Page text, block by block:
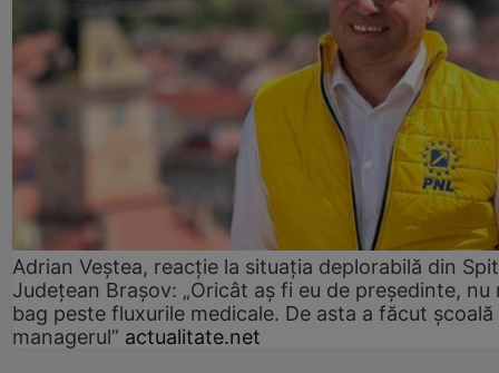
Adrian Veștea, reacție la situația deplorabilă din
Județean Brașov: „Oricât aș fi eu de președinte, nu
bag peste fluxurile medicale. De asta a făcut școală
managerul” actualitate.net